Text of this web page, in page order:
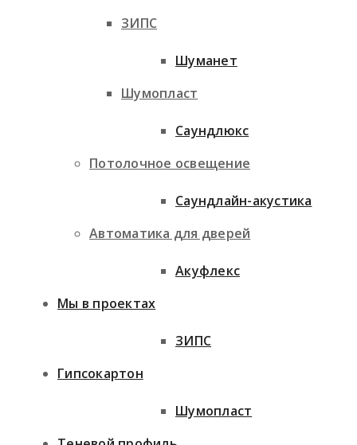
ЗИПС
Шумопласт
Потолочное освещение
Автоматика для дверей
Мы в проектах
Гипсокартон
Шуманет
Саундлюкс
Саундлайн-акустика
Акуфлекс
ЗИПС
Шумопласт